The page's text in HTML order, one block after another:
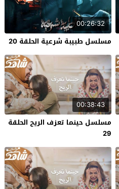
00:26:32
مسلسل طبيبة شرعية الحلقة 20
00:38:43
مسلسل حينما تعزف الريح الحلقة
29